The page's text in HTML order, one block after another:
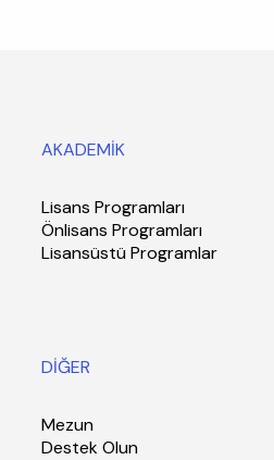
AKADEMİK
Lisans Programları
Önlisans Programları
Lisansüstü Programlar
DİĞER
Mezun
Destek Olun